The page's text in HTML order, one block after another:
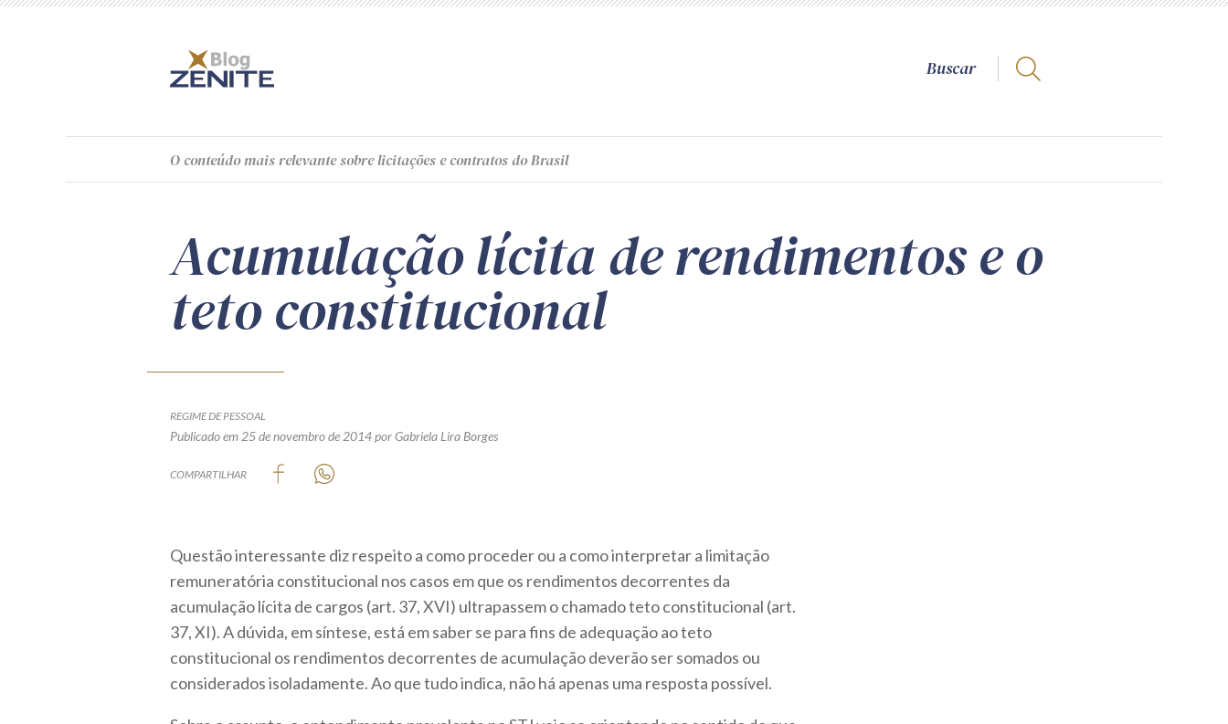
O conteúdomais relevante sobre licitações e contratos do Brasil
Acumulação lícita de rendimentos e o
teto constitucional
REGIME DE PESSOAL
Publicado em 25 de novembro de 2014por Gabriela Lira Borges
COMPARTILHAR
Questão interessante diz respeito a como proceder ou a como interpretar a limitação
remuneratória constitucional nos casos em que os rendimentos decorrentes da
acumulação lícita de cargos (art. 37, XVI) ultrapassem o chamado teto constitucional (art.
37, XI). A dúvida, em síntese, está em saber se para fins de adequação ao teto
constitucional os rendimentos decorrentes de acumulação deverão ser somados ou
considerados isoladamente. Ao que tudo indica, não há apenas uma resposta possível.